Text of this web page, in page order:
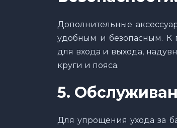
Дополнительные
удобным и безопасным. К
для входа и выхода,
круги и пояса.
5.
Для упрощения ухода за